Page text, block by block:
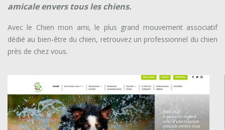
amicale envers tous les chiens.
Avec le Chien mon ami, le plus grand mouvement associatif
dédié au bien-être du chien, retrouvez un professionnel du chien
près de chez vous.